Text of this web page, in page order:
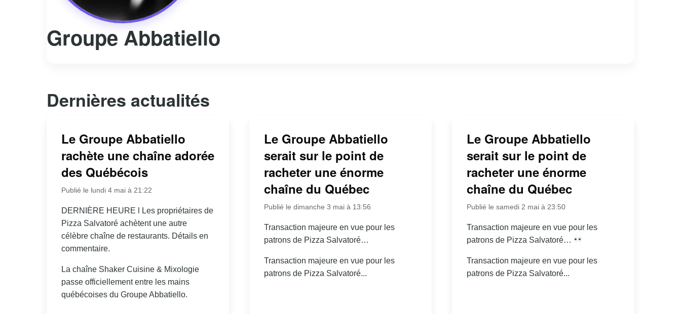
Groupe Abbatiello
Dernières actualités
Le Groupe Abbatiello
rachète une chaîne adorée
des Québécois
Publié le lundi 4 mai à 21:22
DERNIÈRE HEURE l Les propriétaires de
Pizza Salvatoré achètent une autre
célèbre chaîne de restaurants. Détails en
commentaire.
La chaîne Shaker Cuisine & Mixologie
passe officiellement entre les mains
québécoises du Groupe Abbatiello.
Le Groupe Abbatiello
serait sur le point de
racheter une énorme
chaîne du Québec
Publié le dimanche 3 mai à 13:56
Transaction majeure en vue pour les
patrons de Pizza Salvatoré…
Transaction majeure en vue pour les
patrons de Pizza Salvatoré...
Le Groupe Abbatiello
serait sur le point de
racheter une énorme
chaîne du Québec
Publié le samedi 2 mai à 23:50
Transaction majeure en vue pour les
patrons de Pizza Salvatoré…
Transaction majeure en vue pour les
patrons de Pizza Salvatoré...